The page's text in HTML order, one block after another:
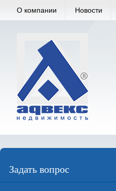
О компании Новости
Задать вопрос